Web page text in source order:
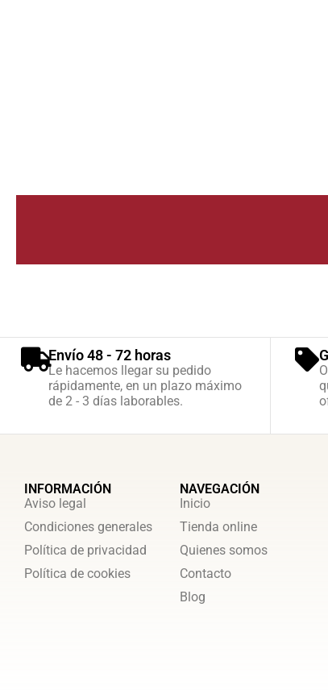
Envío 48 - 72 horas
Le hacemos llegar su pedido
rápidamente, en un plazo máximo
de 2 - 3 días laborables.
INFORMACIÓN
Aviso legal
Condiciones generales
Política de privacidad
Política de cookies
NAVEGACIÓN
Inicio
Tienda online
Quienes somos
Contacto
Blog